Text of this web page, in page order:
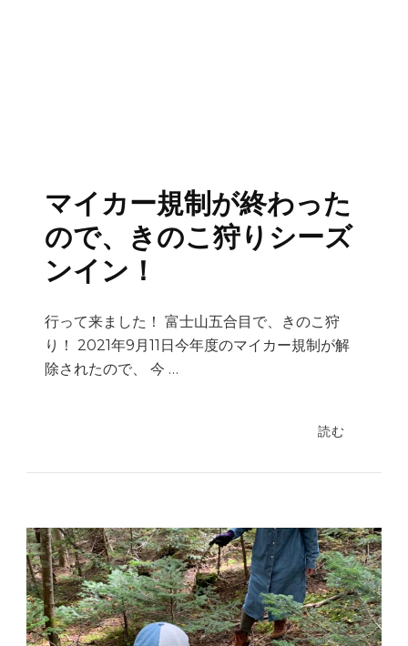
マイカー規制が終わった
ので、きのこ狩りシーズ
ンイン！
行って来ました！ 富士山五合目で、きのこ狩
り！ 2021年9月11日今年度のマイカー規制が解
除されたので、 今 …
読む